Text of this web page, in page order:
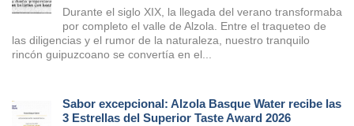
Durante el siglo XIX, la llegada del verano transformaba
por completo el valle de Alzola. Entre el traqueteo de
las diligencias y el rumor de la naturaleza, nuestro tranquilo
rincón guipuzcoano se convertía en el...
Sabor excepcional: Alzola Basque Water recibe las
3 Estrellas del Superior Taste Award 2026